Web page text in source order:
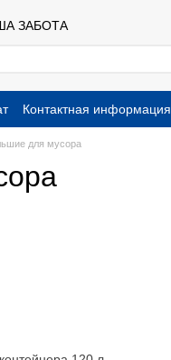
ЗАБОТА
Контактная информация
для мусора